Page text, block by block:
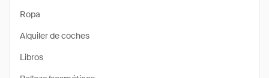
Ropa
Alquiler de coches
Libros